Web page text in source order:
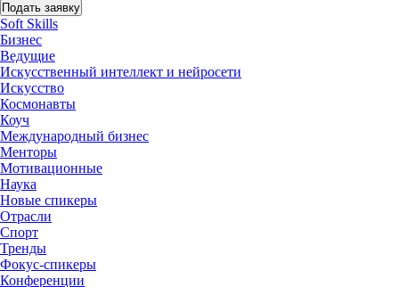
Подать заявку
Soft Skills
Бизнес
Ведущие
Искусственный интеллект и нейросети
Искусство
Космонавты
Коуч
Международный бизнес
Менторы
Мотивационные
Наука
Новые спикеры
Отрасли
Спорт
Тренды
Фокус-спикеры
Конференции